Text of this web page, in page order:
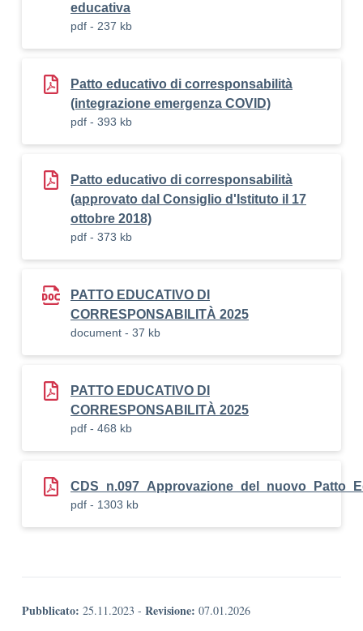
educativa
pdf - 237 kb
Patto educativo di corresponsabilità
(integrazione emergenza COVID)
pdf - 393 kb
Patto educativo di corresponsabilità
(approvato dal Consiglio d'Istituto il 17
ottobre 2018)
pdf - 373 kb
PATTO EDUCATIVO DI
CORRESPONSABILITÀ 2025
document - 37 kb
PATTO EDUCATIVO DI
CORRESPONSABILITÀ 2025
pdf - 468 kb
pdf - 1303 kb
Pubblicato: 25.11.2023 - Revisione: 07.01.2026